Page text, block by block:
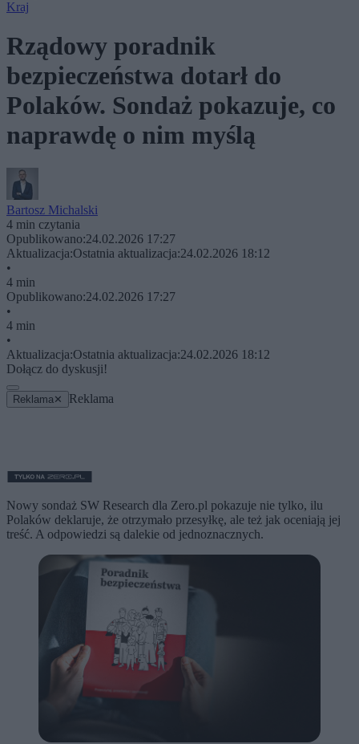
Kraj
Rządowy poradnik
bezpieczeństwa dotarł do
Polaków. Sondaż pokazuje, co
naprawdę o nim myślą
Bartosz Michalski
4 min czytania
Opublikowano:24.02.2026 17:27
Aktualizacja:Ostatnia aktualizacja:24.02.2026 18:12
•
4 min
Opublikowano:24.02.2026 17:27
•
4 min
•
Aktualizacja:Ostatnia aktualizacja:24.02.2026 18:12
Dołącz do dyskusji!
Reklama ✕ Reklama
Nowy sondaż SW Research dla Zero.pl pokazuje nie tylko, ilu
Polaków deklaruje, że otrzymało przesyłkę, ale też jak oceniają jej
treść. A odpowiedzi są dalekie od jednoznacznych.